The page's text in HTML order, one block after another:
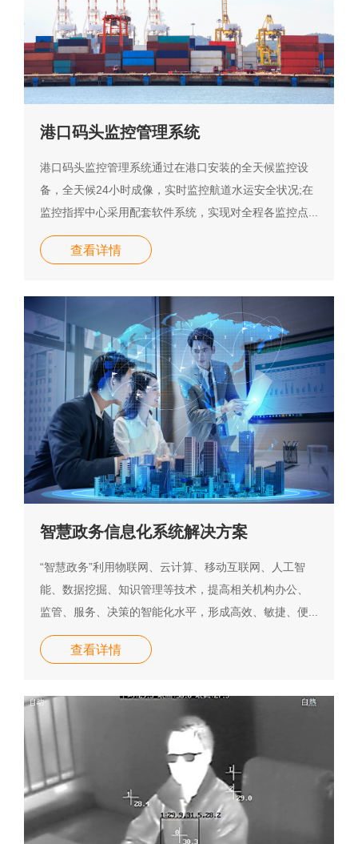
港口码头监控管理系统
港口码头监控管理系统通过在港口安装的全天候监控设
备，全天候24小时成像，实时监控航道水运安全状况;在
监控指挥中心采用配套软件系统，实现对全程各监控点...
查看详情
智慧政务信息化系统解决方案
“智慧政务”利用物联网、云计算、移动互联网、人工智
能、数据挖掘、知识管理等技术，提高相关机构办公、
监管、服务、决策的智能化水平，形成高效、敏捷、便...
查看详情